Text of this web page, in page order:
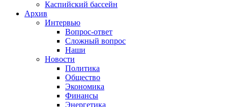
Каспийский бассейн
Архив
Интервью
Вопрос-ответ
Сложный вопрос
Наши
Новости
Политика
Общество
Экономика
Финансы
Энергетика